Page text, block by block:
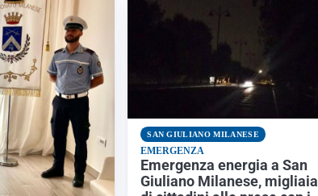
SAN GIULIANO MILANESE
EMERGENZA
Emergenza energia a San
Giuliano Milanese, migliaia